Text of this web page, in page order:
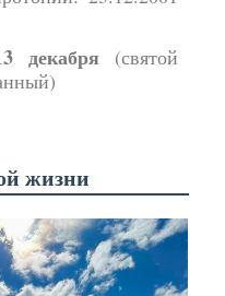
декабря (святой
жизни